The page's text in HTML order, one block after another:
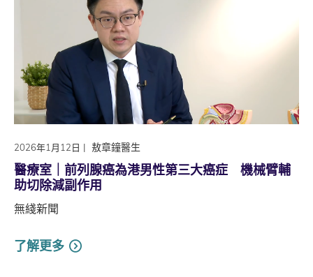
2026年1月12日 | 敖章鐘醫生
醫療室｜前列腺癌為港男性第三大癌症 機械臂輔
助切除減副作用
無綫新聞
了解更多